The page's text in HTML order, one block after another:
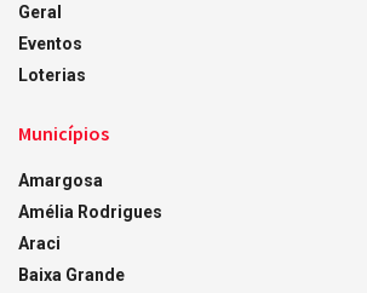
Geral
Eventos
Loterias
Municípios
Amargosa
Amélia Rodrigues
Araci
Baixa Grande